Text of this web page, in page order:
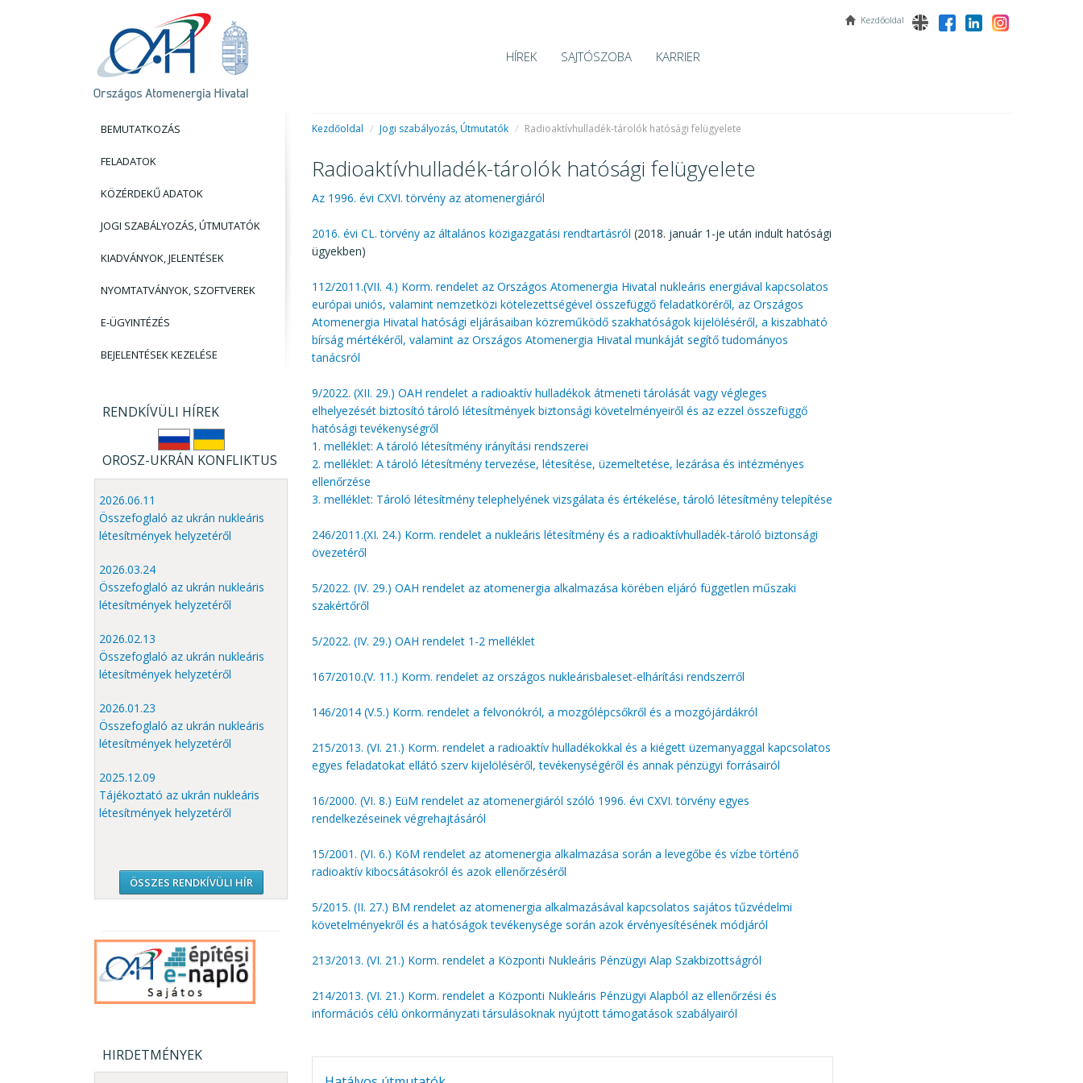
Kezdőoldal
HÍREK SAJTÓSZOBA KARRIER
BEMUTATKOZÁS
FELADATOK
KÖZÉRDEKŰ ADATOK
JOGI SZABÁLYOZÁS, ÚTMUTATÓK
KIADVÁNYOK, JELENTÉSEK
NYOMTATVÁNYOK, SZOFTVEREK
E-ÜGYINTÉZÉS
BEJELENTÉSEK KEZELÉSE
RENDKÍVÜLI HÍREK
OROSZ-UKRÁN KONFLIKTUS
2026.06.11
Összefoglaló az ukrán nukleáris
létesítmények helyzetéről
2026.03.24
Összefoglaló az ukrán nukleáris
létesítmények helyzetéről
2026.02.13
Összefoglaló az ukrán nukleáris
létesítmények helyzetéről
2026.01.23
Összefoglaló az ukrán nukleáris
létesítmények helyzetéről
2025.12.09
Tájékoztató az ukrán nukleáris
létesítmények helyzetéről
ÖSSZES RENDKÍVÜLI HÍR
HIRDETMÉNYEK
Kezdőoldal / Jogi szabályozás, Útmutatók / Radioaktívhulladék-tárolók hatósági felügyelete
Radioaktívhulladék-tárolók hatósági felügyelete
Az 1996. évi CXVI. törvény az atomenergiáról
2016. évi CL. törvény az általános közigazgatási rendtartásról (2018. január 1-je után indult hatósági
ügyekben)
112/2011.(VII. 4.) Korm. rendelet az Országos Atomenergia Hivatal nukleáris energiával kapcsolatos
európai uniós, valamint nemzetközi kötelezettségével összefüggő feladatköréről, az Országos
Atomenergia Hivatal hatósági eljárásaiban közreműködő szakhatóságok kijelöléséről, a kiszabható
bírság mértékéről, valamint az Országos Atomenergia Hivatal munkáját segítő tudományos
tanácsról
9/2022. (XII. 29.) OAH rendelet a radioaktív hulladékok átmeneti tárolását vagy végleges
elhelyezését biztosító tároló létesítmények biztonsági követelményeiről és az ezzel összefüggő
hatósági tevékenységről
1. melléklet: A tároló létesítmény irányítási rendszerei
2. melléklet: A tároló létesítmény tervezése, létesítése, üzemeltetése, lezárása és intézményes
ellenőrzése
3. melléklet: Tároló létesítmény telephelyének vizsgálata és értékelése, tároló létesítmény telepítése
246/2011.(XI. 24.) Korm. rendelet a nukleáris létesítmény és a radioaktívhulladék-tároló biztonsági
övezetéről
5/2022. (IV. 29.) OAH rendelet az atomenergia alkalmazása körében eljáró független műszaki
szakértőről
5/2022. (IV. 29.) OAH rendelet 1-2 melléklet
167/2010.(V. 11.) Korm. rendelet az országos nukleárisbaleset-elhárítási rendszerről
146/2014 (V.5.) Korm. rendelet a felvonókról, a mozgólépcsőkről és a mozgójárdákról
215/2013. (VI. 21.) Korm. rendelet a radioaktív hulladékokkal és a kiégett üzemanyaggal kapcsolatos
egyes feladatokat ellátó szerv kijelöléséről, tevékenységéről és annak pénzügyi forrásairól
16/2000. (VI. 8.) EüM rendelet az atomenergiáról szóló 1996. évi CXVI. törvény egyes
rendelkezéseinek végrehajtásáról
15/2001. (VI. 6.) KöM rendelet az atomenergia alkalmazása során a levegőbe és vízbe történő
radioaktív kibocsátásokról és azok ellenőrzéséről
5/2015. (II. 27.) BM rendelet az atomenergia alkalmazásával kapcsolatos sajátos tűzvédelmi
követelményekről és a hatóságok tevékenysége során azok érvényesítésének módjáról
213/2013. (VI. 21.) Korm. rendelet a Központi Nukleáris Pénzügyi Alap Szakbizottságról
214/2013. (VI. 21.) Korm. rendelet a Központi Nukleáris Pénzügyi Alapból az ellenőrzési és
információs célú önkormányzati társulásoknak nyújtott támogatások szabályairól